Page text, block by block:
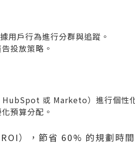
用戶行為進行分群與追蹤。
投放策略。
HubSpot 或 Marketo）進行個性
預算分配。
），節省 60% 的規劃時間